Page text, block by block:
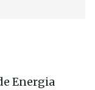
Energia